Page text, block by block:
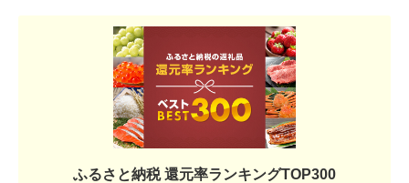
ふるさと納税 還元率ランキングTOP300